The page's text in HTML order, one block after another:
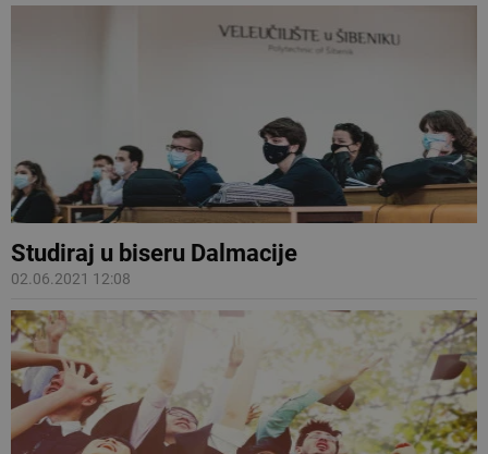
Studiraj u biseru Dalmacije
02.06.2021 12:08